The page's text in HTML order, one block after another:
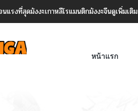
นแรงที่สุดมังงะเกาหลีโรแมนติกมังงะจีนดูเพิ่มเติม
หน้าแรก